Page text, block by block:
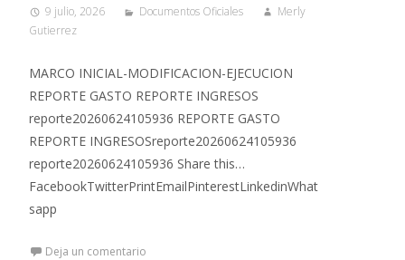
9 julio, 2026 Documentos Oficiales
Merly
Gutierrez
MARCO INICIAL-MODIFICACION-EJECUCION
REPORTE GASTO REPORTE INGRESOS
reporte20260624105936 REPORTE GASTO
REPORTE INGRESOSreporte20260624105936
reporte20260624105936 Share this…
FacebookTwitterPrintEmailPinterestLinkedinWhat
sapp
Deja un comentario